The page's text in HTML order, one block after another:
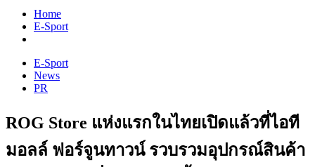
Home
E-Sport
E-Sport
News
PR
ROG Store แห่งแรกในไทยเปิดแล้วที่ไอที
มอลล์ ฟอร์จูนทาวน์ รวบรวมอุปกรณ์สินค้า